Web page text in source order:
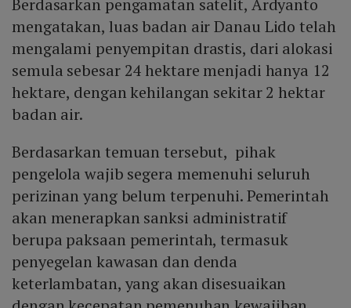
Berdasarkan pengamatan satelit, Ardyanto
mengatakan, luas badan air Danau Lido telah
mengalami penyempitan drastis, dari alokasi
semula sebesar 24 hektare menjadi hanya 12
hektare, dengan kehilangan sekitar 2 hektar
badan air.
Berdasarkan temuan tersebut, pihak
pengelola wajib segera memenuhi seluruh
perizinan yang belum terpenuhi. Pemerintah
akan menerapkan sanksi administratif
berupa paksaan pemerintah, termasuk
penyegelan kawasan dan denda
keterlambatan, yang akan disesuaikan